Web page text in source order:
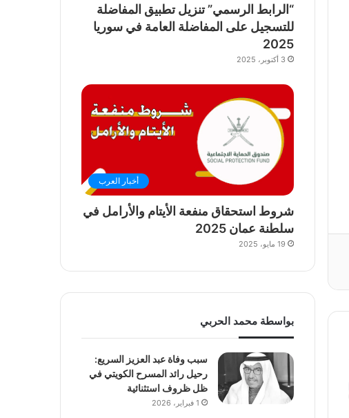
“الرابط الرسمي” تنزيل تطبيق المفاضلة
للتسجيل على المفاضلة العامة في سوريا
2025
3 أكتوبر، 2025
أخبار العرب
شروط استحقاق منفعة الأيتام والأرامل في
سلطنة عمان 2025
19 مايو، 2025
بواسطة محمد الحربي
سبب وفاة عبد العزيز السريع:
رحيل رائد المسرح الكويتي في
ظل ظروف استثنائية
1 فبراير، 2026